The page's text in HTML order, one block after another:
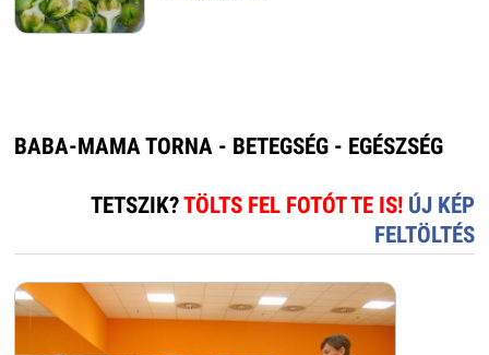
BABA-MAMA TORNA - BETEGSÉG - EGÉSZSÉG
TETSZIK?TÖLTS FEL FOTÓT TE IS! ÚJ KÉP
FELTÖLTÉS